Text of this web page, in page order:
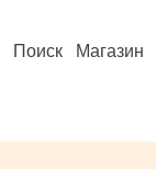
Поиск Магазин